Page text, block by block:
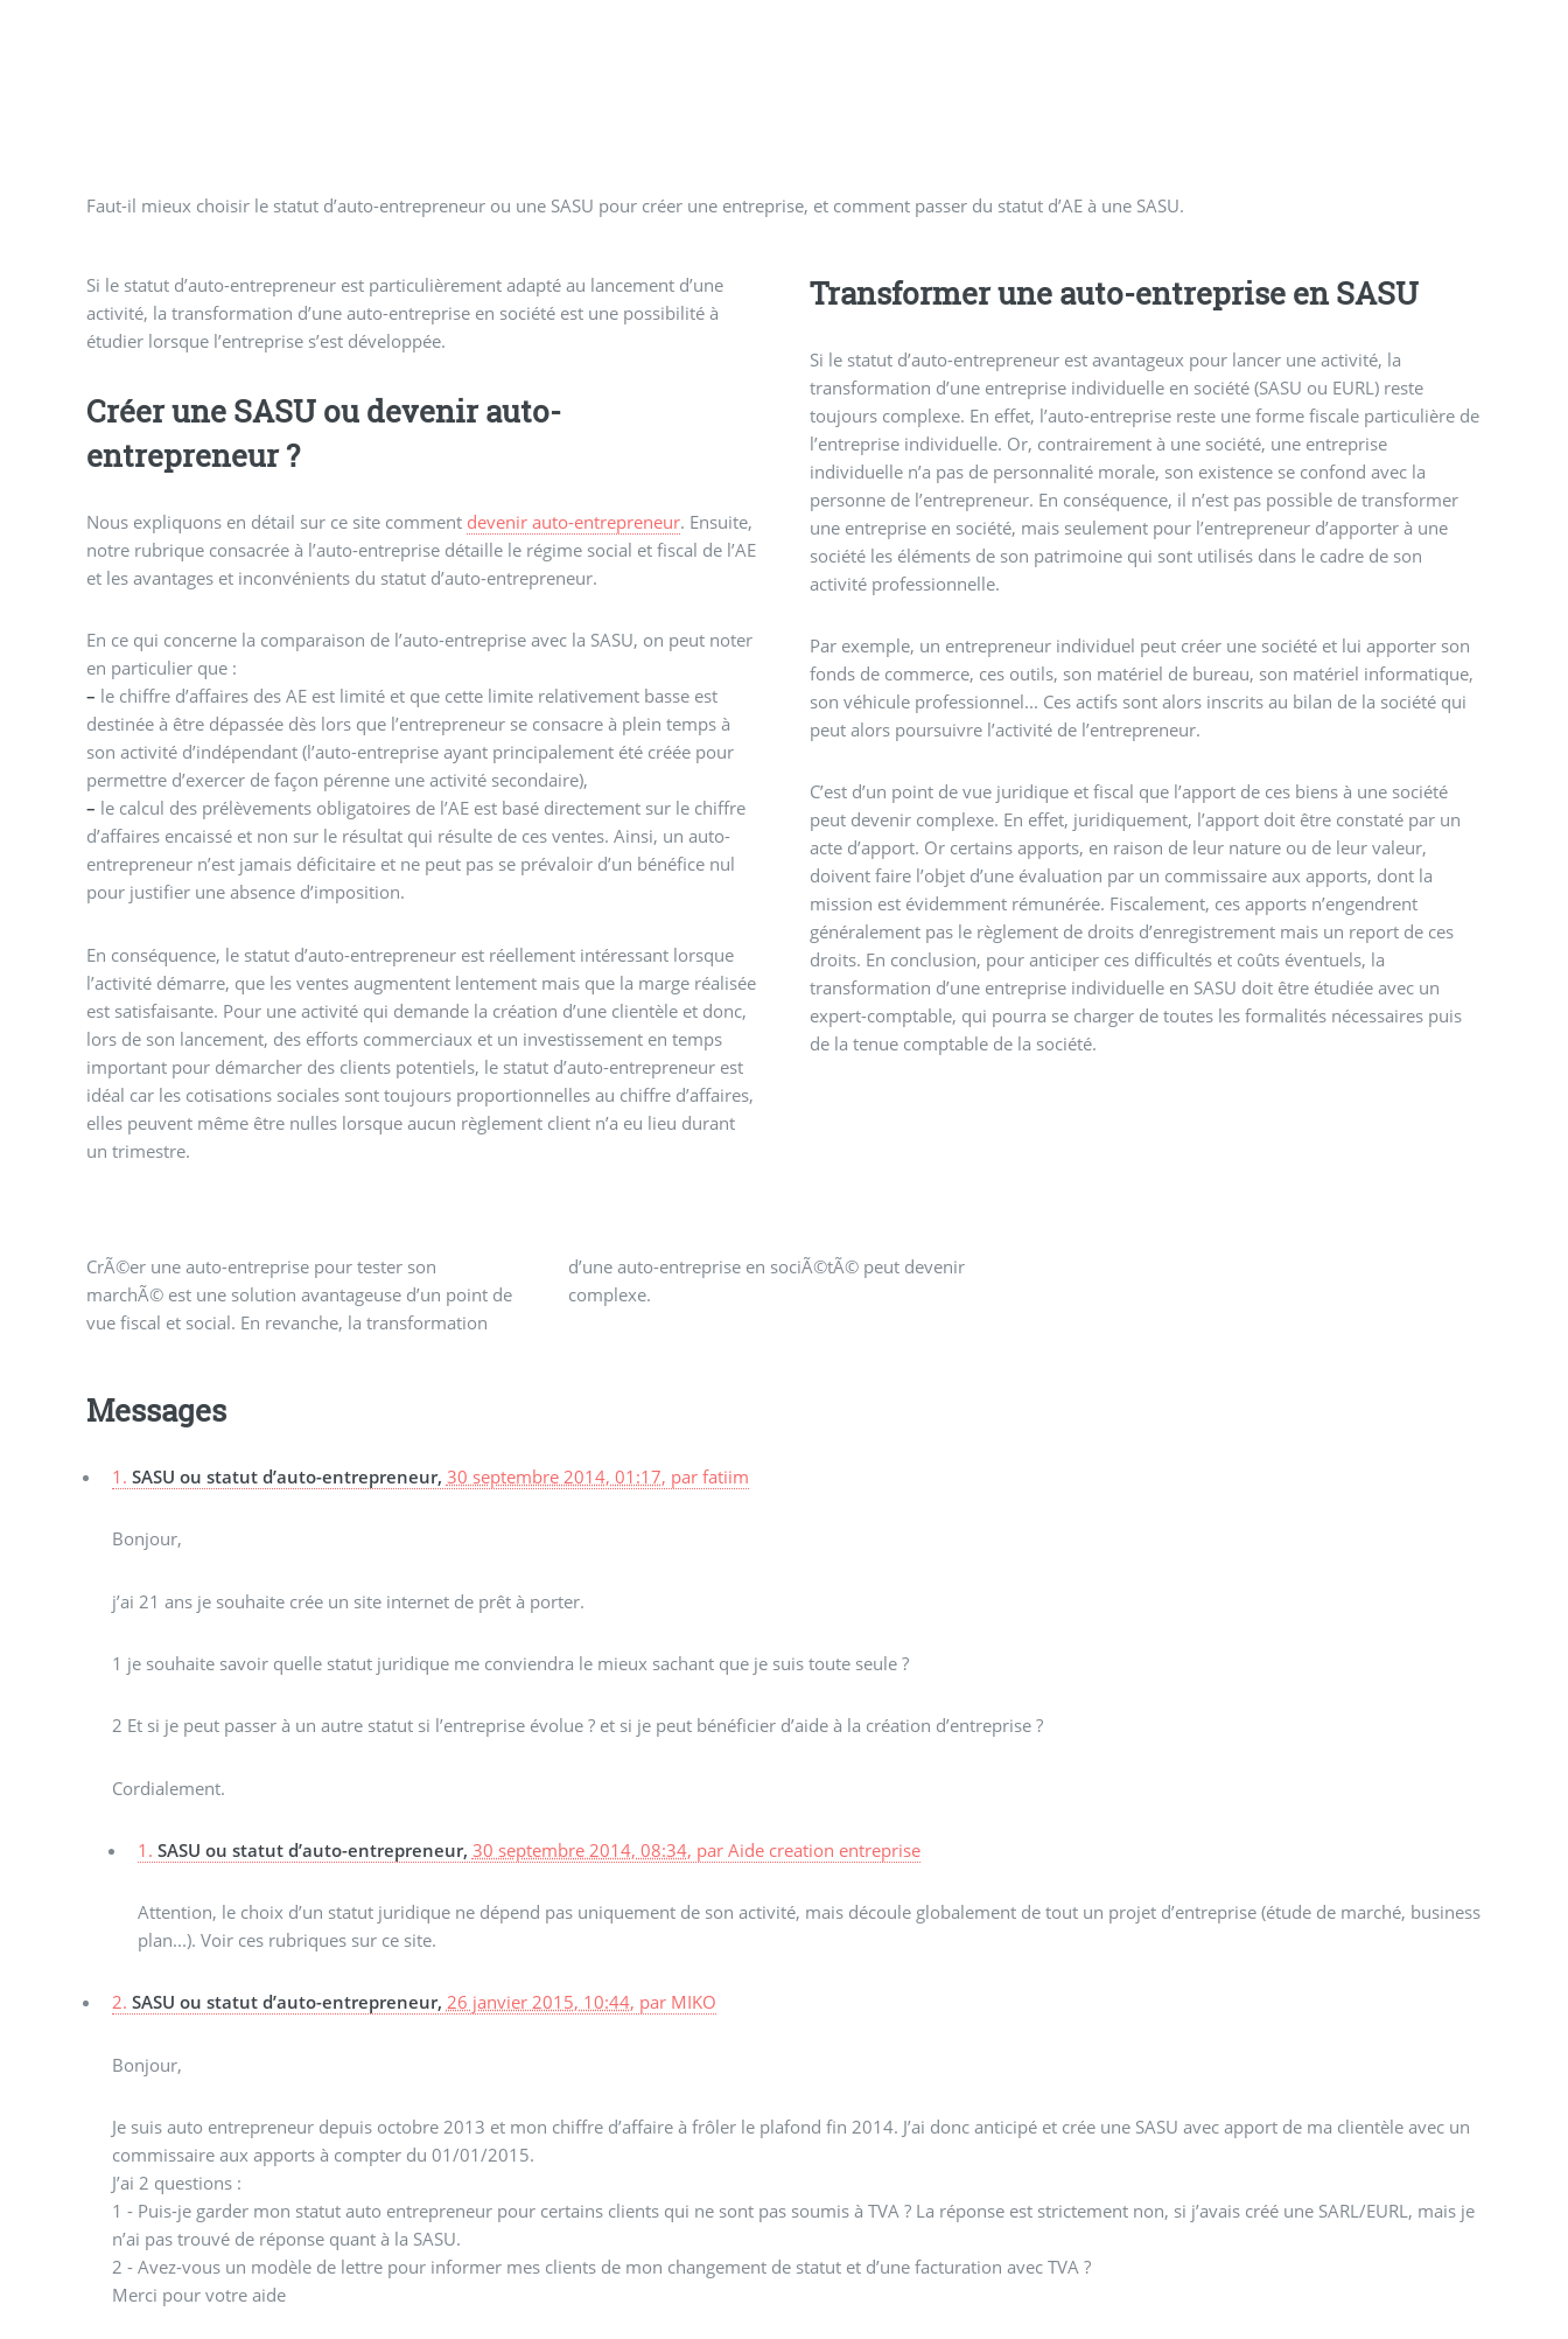
Faut-il mieux choisir le statut d’auto-entrepreneur ou une SASU pour créer une entreprise, et comment passer du statut d’AE à une SASU.
Si le statut d’auto-entrepreneur est particulièrement adapté au lancement d’une
activité, la transformation d’une auto-entreprise en société est une possibilité à
étudier lorsque l’entreprise s’est développée.
Créer une SASU ou devenir auto-
entrepreneur ?
Nous expliquons en détail sur ce site comment devenir auto-entrepreneur. Ensuite,
notre rubrique consacrée à l’auto-entreprise détaille le régime social et fiscal de l’AE
et les avantages et inconvénients du statut d’auto-entrepreneur.
En ce qui concerne la comparaison de l’auto-entreprise avec la SASU, on peut noter
en particulier que :
– le chiffre d’affaires des AE est limité et que cette limite relativement basse est
destinée à être dépassée dès lors que l’entrepreneur se consacre à plein temps à
son activité d’indépendant (l’auto-entreprise ayant principalement été créée pour
permettre d’exercer de façon pérenne une activité secondaire),
– le calcul des prélèvements obligatoires de l’AE est basé directement sur le chiffre
d’affaires encaissé et non sur le résultat qui résulte de ces ventes. Ainsi, un auto-
entrepreneur n’est jamais déficitaire et ne peut pas se prévaloir d’un bénéfice nul
pour justifier une absence d’imposition.
En conséquence, le statut d’auto-entrepreneur est réellement intéressant lorsque
l’activité démarre, que les ventes augmentent lentement mais que la marge réalisée
est satisfaisante. Pour une activité qui demande la création d’une clientèle et donc,
lors de son lancement, des efforts commerciaux et un investissement en temps
important pour démarcher des clients potentiels, le statut d’auto-entrepreneur est
idéal car les cotisations sociales sont toujours proportionnelles au chiffre d’affaires,
elles peuvent même être nulles lorsque aucun règlement client n’a eu lieu durant
un trimestre.
Transformer une auto-entreprise en SASU
Si le statut d’auto-entrepreneur est avantageux pour lancer une activité, la
transformation d’une entreprise individuelle en société (SASU ou EURL) reste
toujours complexe. En effet, l’auto-entreprise reste une forme fiscale particulière de
l’entreprise individuelle. Or, contrairement à une société, une entreprise
individuelle n’a pas de personnalité morale, son existence se confond avec la
personne de l’entrepreneur. En conséquence, il n’est pas possible de transformer
une entreprise en société, mais seulement pour l’entrepreneur d’apporter à une
société les éléments de son patrimoine qui sont utilisés dans le cadre de son
activité professionnelle.
Par exemple, un entrepreneur individuel peut créer une société et lui apporter son
fonds de commerce, ces outils, son matériel de bureau, son matériel informatique,
son véhicule professionnel... Ces actifs sont alors inscrits au bilan de la société qui
peut alors poursuivre l’activité de l’entrepreneur.
C’est d’un point de vue juridique et fiscal que l’apport de ces biens à une société
peut devenir complexe. En effet, juridiquement, l’apport doit être constaté par un
acte d’apport. Or certains apports, en raison de leur nature ou de leur valeur,
doivent faire l’objet d’une évaluation par un commissaire aux apports, dont la
mission est évidemment rémunérée. Fiscalement, ces apports n’engendrent
généralement pas le règlement de droits d’enregistrement mais un report de ces
droits. En conclusion, pour anticiper ces difficultés et coûts éventuels, la
transformation d’une entreprise individuelle en SASU doit être étudiée avec un
expert-comptable, qui pourra se charger de toutes les formalités nécessaires puis
de la tenue comptable de la société.
CrÃ©er une auto-entreprise pour tester son
marchÃ© est une solution avantageuse d’un point de
vue fiscal et social. En revanche, la transformation
d’une auto-entreprise en sociÃ©tÃ© peut devenir
complexe.
Messages
1. SASU ou statut d’auto-entrepreneur, 30 septembre 2014, 01:17, par fatiim
Bonjour,
j’ai 21 ans je souhaite crée un site internet de prêt à porter.
1 je souhaite savoir quelle statut juridique me conviendra le mieux sachant que je suis toute seule ?
2 Et si je peut passer à un autre statut si l’entreprise évolue ? et si je peut bénéficier d’aide à la création d’entreprise ?
Cordialement.
1. SASU ou statut d’auto-entrepreneur, 30 septembre 2014, 08:34, par Aide creation entreprise
Attention, le choix d’un statut juridique ne dépend pas uniquement de son activité, mais découle globalement de tout un projet d’entreprise (étude de marché, business
plan...). Voir ces rubriques sur ce site.
2. SASU ou statut d’auto-entrepreneur, 26 janvier 2015, 10:44, par MIKO
Bonjour,
Je suis auto entrepreneur depuis octobre 2013 et mon chiffre d’affaire à frôler le plafond fin 2014. J’ai donc anticipé et crée une SASU avec apport de ma clientèle avec un
commissaire aux apports à compter du 01/01/2015.
J’ai 2 questions :
1 - Puis-je garder mon statut auto entrepreneur pour certains clients qui ne sont pas soumis à TVA ? La réponse est strictement non, si j’avais créé une SARL/EURL, mais je
n’ai pas trouvé de réponse quant à la SASU.
2 - Avez-vous un modèle de lettre pour informer mes clients de mon changement de statut et d’une facturation avec TVA ?
Merci pour votre aide